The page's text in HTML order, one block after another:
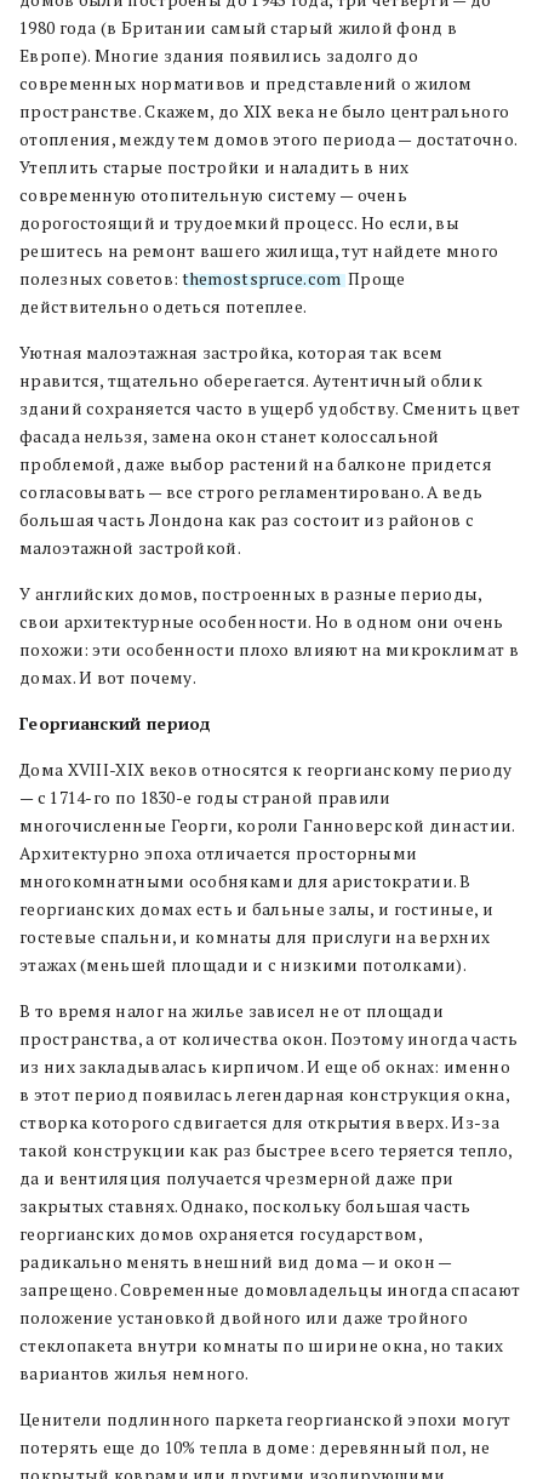
1980 года (в Британии самый старый жилой фонд в
Европе). Многие здания появились задолго до
современных нормативов и представлений о жилом
пространстве. Скажем, до XIX века не было центрального
отопления, между тем домов этого периода — достаточно.
Утеплить старые постройки и наладить в них
современную отопительную систему — очень
дорогостоящий и трудоемкий процесс. Но если, вы
решитесь на ремонт вашего жилища, тут найдете много
полезных советов:themostspruce.com. Проще
действительно одеться потеплее.
Уютная малоэтажная застройка, которая так всем
нравится, тщательно оберегается. Аутентичный облик
зданий сохраняется часто в ущерб удобству. Сменить цвет
фасада нельзя, замена окон станет колоссальной
проблемой, даже выбор растений на балконе придется
согласовывать — все строго регламентировано. А ведь
большая часть Лондона как раз состоит из районов с
малоэтажной застройкой.
У английских домов, построенных в разные периоды,
свои архитектурные особенности. Но в одном они очень
похожи: эти особенности плохо влияют на микроклимат в
домах. И вот почему.
Георгианский период
Дома XVIII-XIX веков относятся к георгианскому периоду
— с 1714-го по 1830-е годы страной правили
многочисленные Георги, короли Ганноверской династии.
Архитектурно эпоха отличается просторными
многокомнатными особняками для аристократии. В
георгианских домах есть и бальные залы, и гостиные, и
гостевые спальни, и комнаты для прислуги на верхних
этажах (меньшей площади и с низкими потолками).
В то время налог на жилье зависел не от площади
пространства, а от количества окон. Поэтому иногда часть
из них закладывалась кирпичом. И еще об окнах: именно
в этот период появилась легендарная конструкция окна,
створка которого сдвигается для открытия вверх. Из-за
такой конструкции как раз быстрее всего теряется тепло,
да и вентиляция получается чрезмерной даже при
закрытых ставнях. Однако, поскольку большая часть
георгианских домов охраняется государством,
радикально менять внешний вид дома — и окон —
запрещено. Современные домовладельцы иногда спасают
положение установкой двойного или даже тройного
стеклопакета внутри комнаты по ширине окна, но таких
вариантов жилья немного.
Ценители подлинного паркета георгианской эпохи могут
потерять еще до 10% тепла в доме: деревянный пол, не